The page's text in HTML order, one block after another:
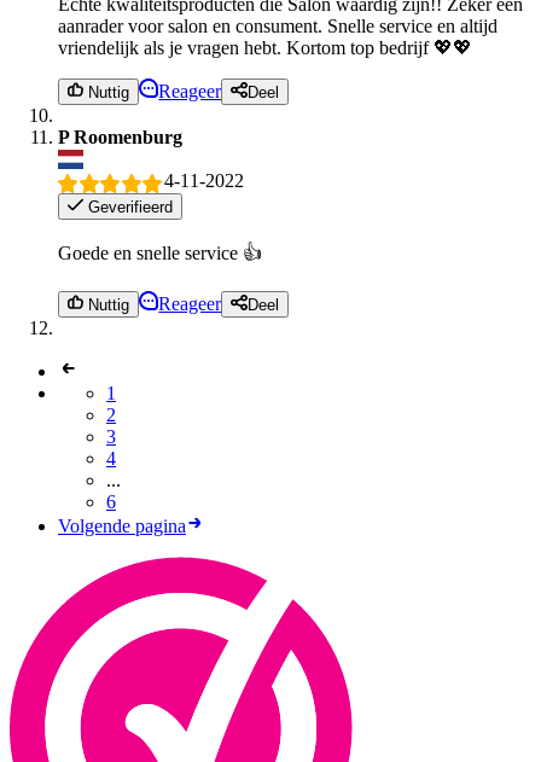
Echte kwaliteitsproducten die Salon waardig zijn!! Zeker een
aanrader voor salon en consument. Snelle service en altijd
vriendelijk als je vragen hebt. Kortom top bedrijf 💖💖
Nuttig Reageer Deel
P Roomenburg
4-11-2022
Geverifieerd
Goede en snelle service 👍
Nuttig Reageer Deel
1
2
3
4
...
6
Volgende pagina